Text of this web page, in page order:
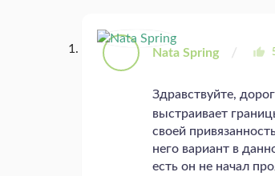
Nata Spring
Здравствуйте,
выстраивает
своей
него вариант в
есть он не начал